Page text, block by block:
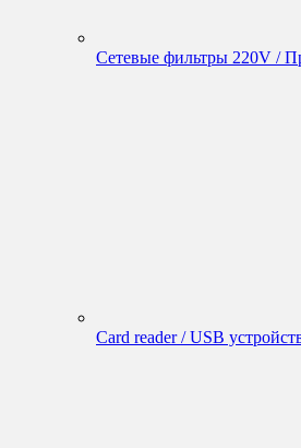
Сетевые фильтры 220V /
Card reader / USB